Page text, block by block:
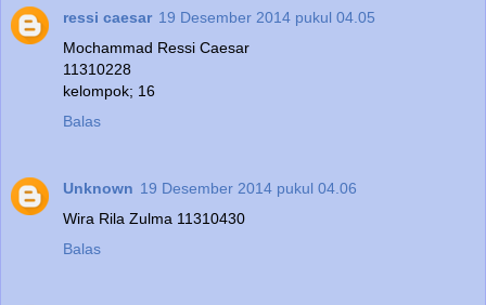
ressi caesar 19 Desember 2014 pukul 04.05
Mochammad Ressi Caesar
11310228
kelompok; 16
Balas
Unknown 19 Desember 2014 pukul 04.06
Wira Rila Zulma 11310430
Balas